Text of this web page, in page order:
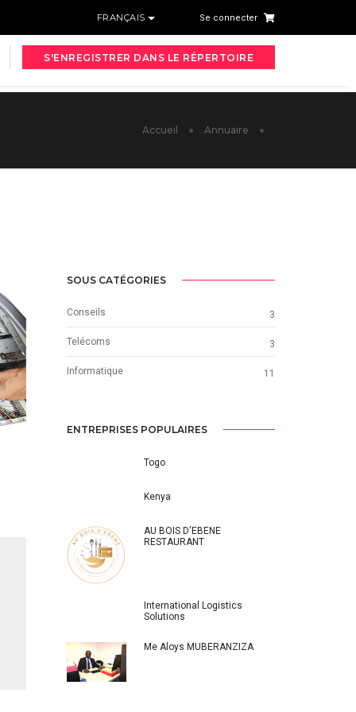
FRANÇAIS Se connecter
S'ENREGISTRER DANS LE RÉPERTOIRE
Accueil Annuaire
SOUS CATÉGORIES
Conseils 3
Telécoms 3
Informatique 11
ENTREPRISES POPULAIRES
Togo
Kenya
AU BOIS D'EBENE
RESTAURANT
International Logistics
Solutions
Me Aloys MUBERANZIZA